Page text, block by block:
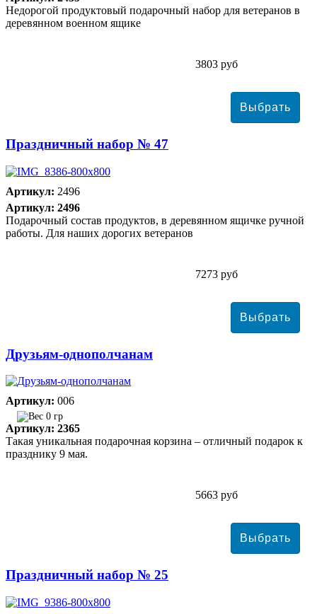
Недорогой продуктовый подарочный набор для ветеранов в
деревянном военном ящике
3803 руб
Праздничный набор № 47
Артикул: 2496
Артикул: 2496
Подарочный состав продуктов, в деревянном ящичке ручной
работы. Для наших дорогих ветеранов
7273 руб
Друзьям-однополчанам
Артикул: 006
0 гр
Артикул: 2365
Такая уникальная подарочная корзина – отличный подарок к
празднику 9 мая.
5663 руб
Праздничный набор № 25